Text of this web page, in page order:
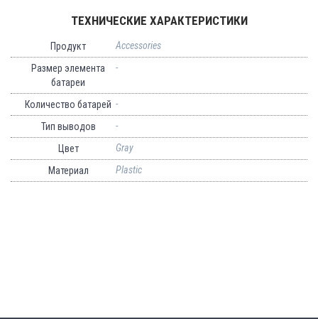
ТЕХНИЧЕСКИЕ ХАРАКТЕРИСТИКИ
Продукт
Accessories
Размер элемента
батареи
-
Количество батарей -
Тип выводов
-
Цвет
Gray
Материал
Plastic